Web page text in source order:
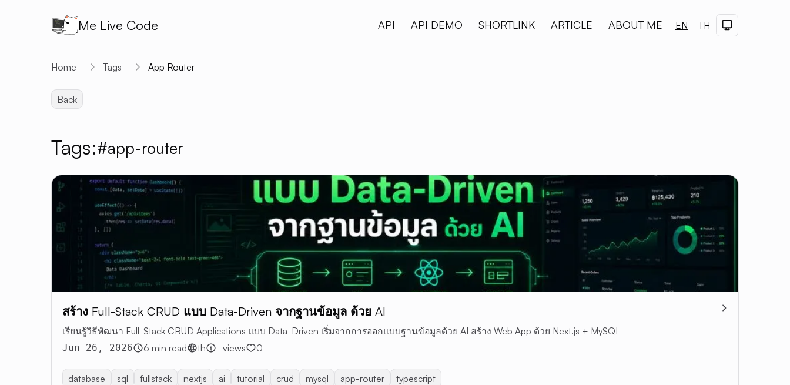
Me Live Code API API DEMO SHORTLINK ARTICLE ABOUT ME EN TH Dark Theme
Home Tags App Router
Back
Tags:#app-router
สร้าง Full-Stack CRUD แบบ Data-Driven จากฐานข้อมูล ด้วย AI
เรียนรู้วิธีพัฒนา Full-Stack CRUD Applications แบบ Data-Driven เริ่มจากการออกแบบฐานข้อมูลด้วย AI สร้าง Web App ด้วย Next.js + MySQL
Jun 26, 2026 6 min read th - views 0
database sql fullstack nextjs ai tutorial crud mysql app-router typescript